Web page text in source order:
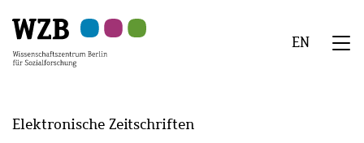
Hauptinhalt
springen
Navigation
springen
Suche
springen
Sekundärnavigation
springen
Fußzeile
springen
EN
Elektronische Zeitschriften